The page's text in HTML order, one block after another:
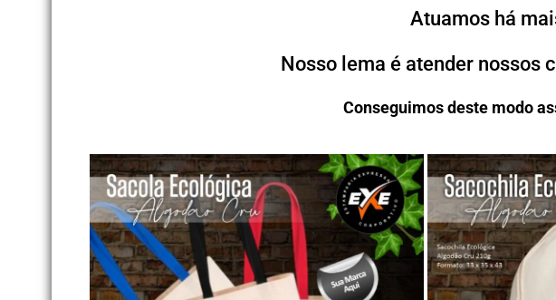
Atuamos há
Nosso lema é atender nossos
Conseguimos deste modo